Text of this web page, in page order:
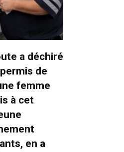
a déchiré
de
femme
à cet
en a